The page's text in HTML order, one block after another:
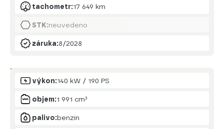
tachometr:17 649 km
STK:neuvedeno
záruka:8/2028
Motor
výkon:140 kW / 190 PS
objem:1 991 cm³
palivo:benzin